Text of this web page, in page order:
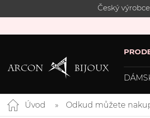
Český
Úvod Odkud můžete